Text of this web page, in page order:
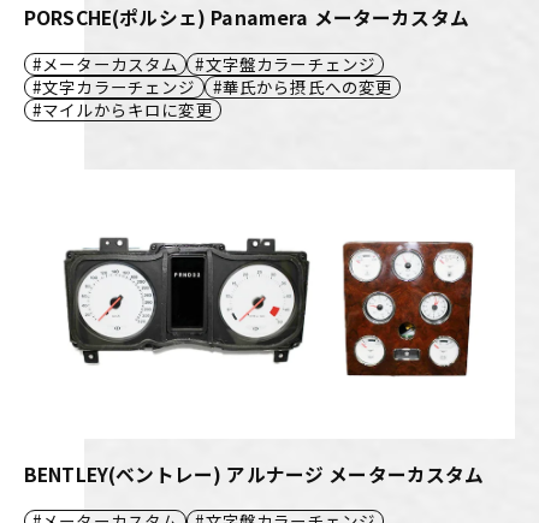
PORSCHE(ポルシェ) Panamera メーターカスタム
メーターカスタム
文字盤カラーチェンジ
文字カラーチェンジ
華氏から摂氏への変更
マイルからキロに変更
BENTLEY(ベントレー) アルナージ メーターカスタム